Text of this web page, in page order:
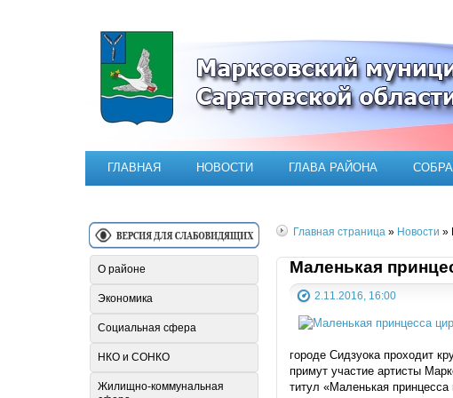
Официальный сайт Марксовского
ГЛАВНАЯ НОВОСТИ ГЛАВА РАЙОНА
Главная страница » Новости »
Маленькая
2.11.2016, 16:00
городе Сидзуока проходит
примут участие артисты
титул «Маленькая
О районе
Экономика
Социальная сфера
НКО и СОНКО
Жилищно-коммунальная